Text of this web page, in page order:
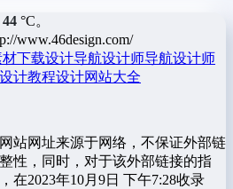
44 °C。
www.46design.com/
下载设计导航设计师导航设计师
设计教程设计网站大全
站网址来源于网络，不保证外部链
性，同时，对于该外部链接的指
在2023年10月9日 下午7:28收录